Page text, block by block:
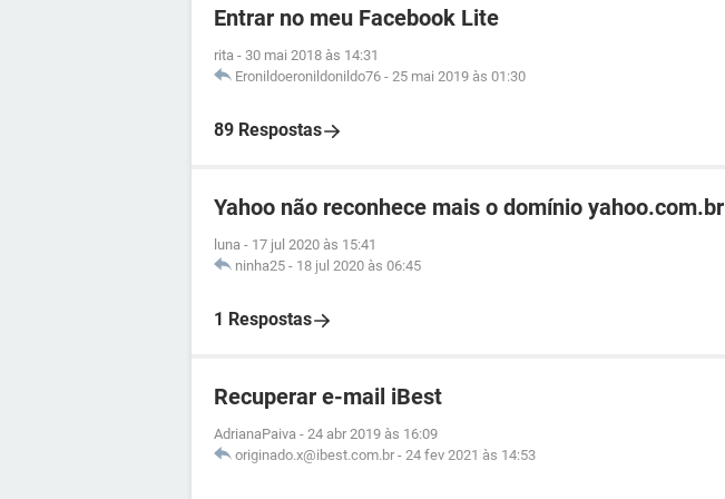
Entrar no meu Facebook Lite
rita - 30 mai 2018 às 14:31
Eronildoeronildonildo76 - 25 mai 2019 às 01:30
89 Respostas
Yahoo não reconhece mais o domínio yahoo.com.br
luna - 17 jul 2020 às 15:41
ninha25 - 18 jul 2020 às 06:45
1 Respostas
Recuperar e-mail iBest
AdrianaPaiva - 24 abr 2019 às 16:09
originado.x@ibest.com.br - 24 fev 2021 às 14:53